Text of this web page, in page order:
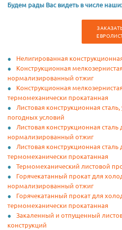
Будем рады Вас видеть в числе
Нелигированная
Конструкционная
нормализированный отжиг
Конструкционная
термомеханически прокатанная
Листовая конструкционная
погодных условий
Листовая конструкционная
нормализированный отжиг
Листовая конструкционная
термомеханически прокатанная
Термомеханический листовой
Горячекатанный прокат для
нормализированный отжиг
Горячекатанный прокат для
термомеханически прокатанная
Закаленный и отпущенный
конструкций